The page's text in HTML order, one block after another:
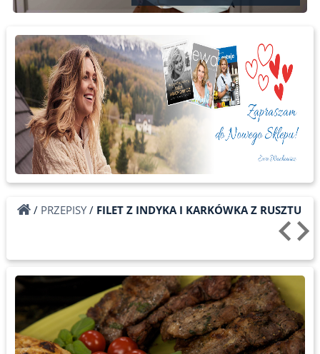
/ PRZEPISY/ FILET Z INDYKA I KARKÓWKA Z RUSZTU